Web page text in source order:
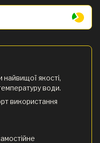
якості,
води.
використання